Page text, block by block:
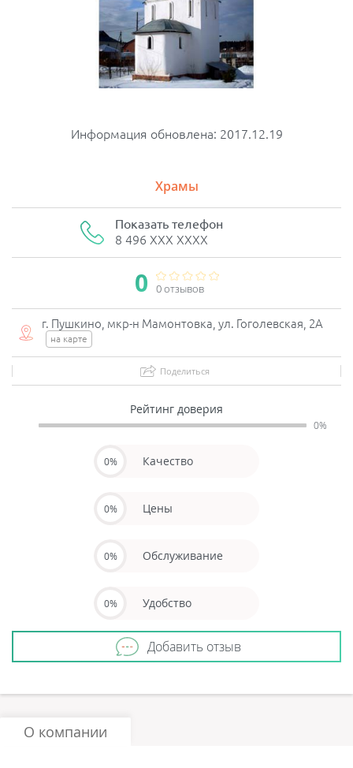
Информация обновлена: 2017.12.19
Храмы
Показать телефон
8 496 XXX XXXX
0 0 отзывов
г. Пушкино, мкр-н Мамонтовка, ул. Гоголевская, 2А
на карте
Поделиться
Рейтинг доверия
0%
0% Качество
0% Цены
0% Обслуживание
0% Удобство
Добавить отзыв
О компании